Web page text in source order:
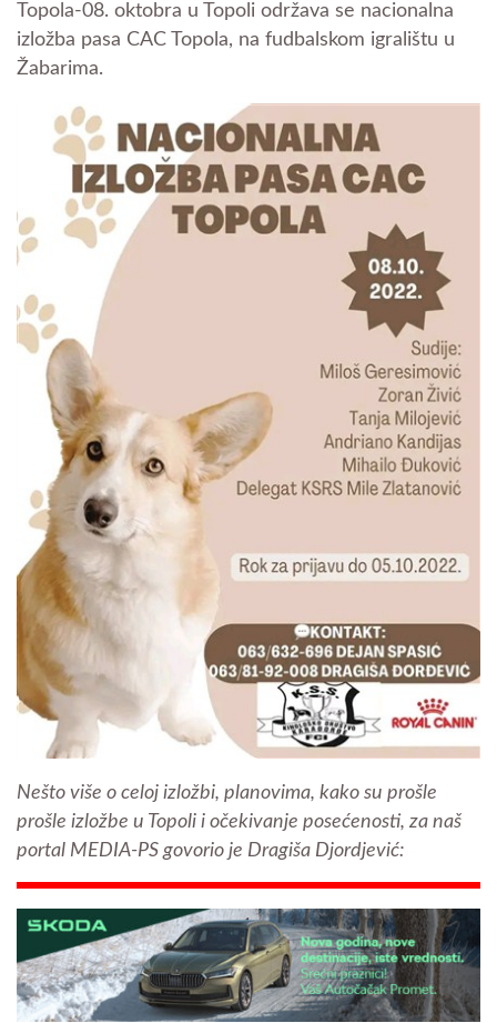
Topola-08. oktobra u Topoli održava se nacionalna
izložba pasa CAC Topola, na fudbalskom igralištu u
Žabarima.
Nešto više o celoj izložbi, planovima, kako su prošle
prošle izložbe u Topoli i očekivanje posećenosti, za naš
portal MEDIA-PS govorio je Dragiša Djordjević: